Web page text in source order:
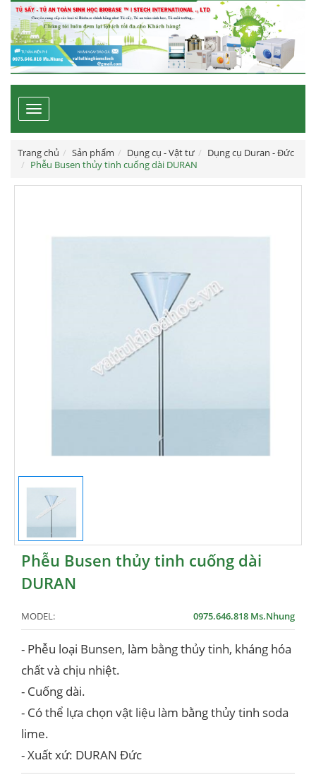
Toggle
navigation
Trang chủ Sản phẩm Dụng cụ - Vật tư
Dụng cụ Duran - Đức
Phễu Busen thủy tinh cuống dài DURAN
Phễu Busen thủy tinh cuống dài
DURAN
MODEL: 0975.646.818 Ms.Nhung
- Phễu loại Bunsen, làm bằng thủy tinh, kháng hóa
chất và chịu nhiệt.
- Cuống dài.
- Có thể lựa chọn vật liệu làm bằng thủy tinh soda
lime.
- Xuất xứ: DURAN Đức